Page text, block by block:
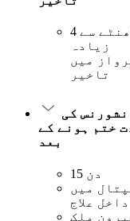
4 گھنٹے سے
زیادہ
میں
تاخیر
کی
ختم ہونے کے
بعد
15 دن
میں
داخل علاج
ملک